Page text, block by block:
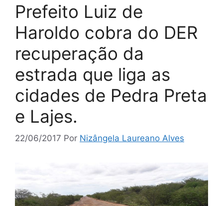
Prefeito Luiz de
Haroldo cobra do DER
recuperação da
estrada que liga as
cidades de Pedra Preta
e Lajes.
22/06/2017 Por Nizângela Laureano Alves